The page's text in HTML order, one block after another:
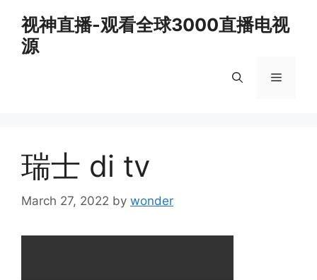
content
视神直播-观看全球3000直播电视
源
Menu
瑞士 di tv
March 27, 2022 by wonder